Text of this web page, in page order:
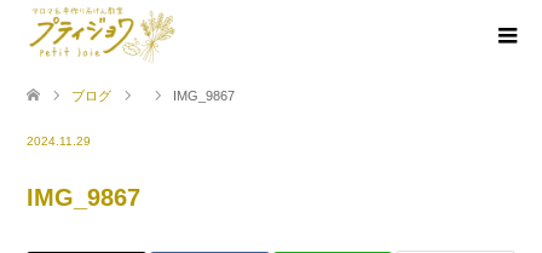
ブログ IMG_9867
2024.11.29
IMG_9867